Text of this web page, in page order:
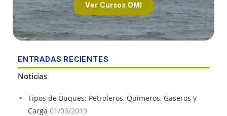
Ver Cursos OMI
ENTRADAS RECIENTES
Noticias
Tipos de Buques: Petroleros, Quimeros, Gaseros y
Carga 01/03/2019